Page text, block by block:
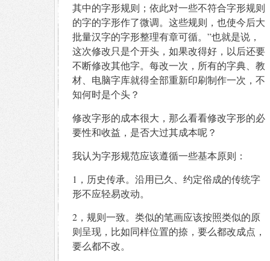
其中的字形规则；依此对一些不符合字形规则
的字的字形作了微调。这些规则，也使今后大
批量汉字的字形整理有章可循。”也就是说，
这次修改只是个开头，如果改得好，以后还要
不断修改其他字。每改一次，所有的字典、教
材、电脑字库就得全部重新印刷制作一次，不
知何时是个头？
修改字形的成本很大，那么看看修改字形的必
要性和收益，是否大过其成本呢？
我认为字形规范应该遵循一些基本原则：
1，历史传承。沿用已久、约定俗成的传统字
形不应轻易改动。
2，规则一致。类似的笔画应该按照类似的原
则呈现，比如同样位置的捺，要么都改成点，
要么都不改。